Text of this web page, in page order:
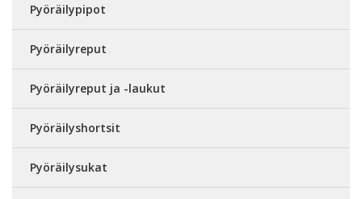
Pyöräilypipot
Pyöräilyreput
Pyöräilyreput ja -laukut
Pyöräilyshortsit
Pyöräilysukat